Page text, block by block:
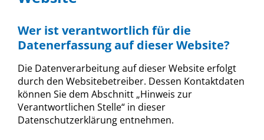
Wer ist verantwortlich für die
Datenerfassung auf dieser Website?
Die Datenverarbeitung auf dieser Website erfolgt
durch den Websitebetreiber. Dessen Kontaktdaten
können Sie dem Abschnitt „Hinweis zur
Verantwortlichen Stelle“ in dieser
Datenschutzerklärung entnehmen.